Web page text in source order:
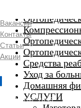
г. Люберцы
Пн-Вс 9:00 - 20:45
Средства
Уход за
Домашняя
УСЛУГИ
Вакансии
Контакты
Статьи
Акции